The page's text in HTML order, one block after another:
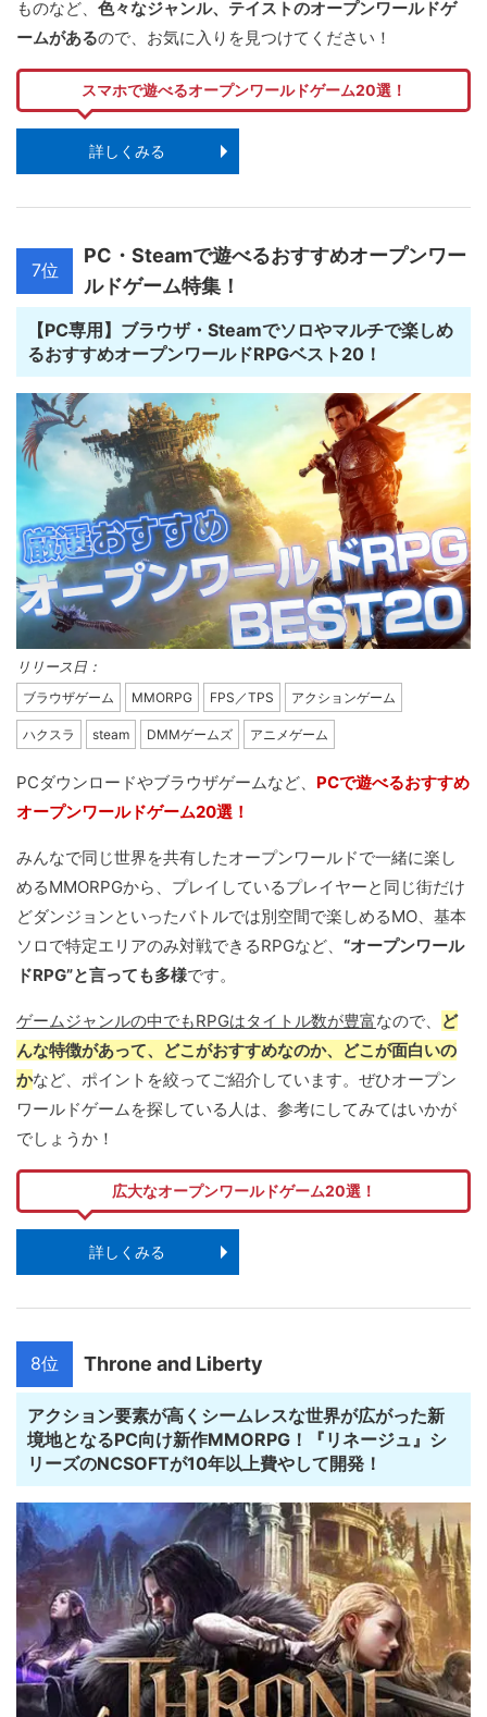
ものなど、 色々なジャンル、テイストのオープンワールドゲ
ームがあるので、お気に入りを見つけてください！
スマホで遊べるオープンワールドゲーム20選！
詳しくみる
7位
PC・Steamで遊べるおすすめオープンワー
ルドゲーム特集！
【PC専用】ブラウザ・Steamでソロやマルチで楽しめ
るおすすめオープンワールドRPGベスト20！
リリース日：
ブラウザゲーム MMORPG FPS／TPS アクションゲーム
ハクスラ steam DMMゲームズ アニメゲーム
PCダウンロードやブラウザゲームなど、 PCで遊べるおすすめ
オープンワールドゲーム20選！
みんなで同じ世界を共有したオープンワールドで一緒に楽し
めるMMORPGから、プレイしているプレイヤーと同じ街だけ
どダンジョンといったバトルでは別空間で楽しめるMO、基本
ソロで特定エリアのみ対戦できるRPGなど、 “オープンワール
ドRPG”と言っても多様です。
ゲームジャンルの中でもRPGはタイトル数が豊富なので、
ど
んな特徴があって、どこがおすすめなのか、どこが面白いの
かなど、ポイントを絞ってご紹介しています。ぜひオープン
ワールドゲームを探している人は、参考にしてみてはいかが
でしょうか！
広大なオープンワールドゲーム20選！
詳しくみる
8位 Throne and Liberty
アクション要素が高くシームレスな世界が広がった新
境地となるPC向け新作MMORPG！『リネージュ』シ
リーズのNCSOFTが10年以上費やして開発！